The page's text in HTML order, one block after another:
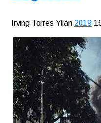
Irving Torres Yllán 2019